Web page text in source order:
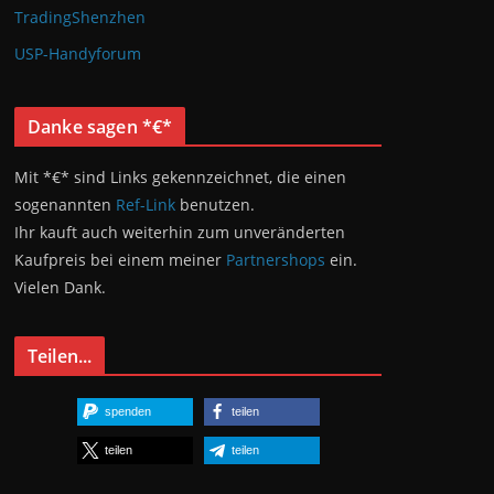
TradingShenzhen
USP-Handyforum
Danke sagen *€*
Mit *€* sind Links gekennzeichnet, die einen
sogenannten Ref-Link benutzen.
Ihr kauft auch weiterhin zum unveränderten
Kaufpreis bei einem meiner Partnershops ein.
Vielen Dank.
Teilen...
spenden teilen
teilen teilen